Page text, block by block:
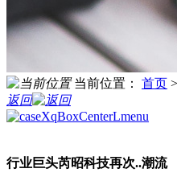
当前位置： 首页 >
返回
行业巨头芮昭科技再次..潮流